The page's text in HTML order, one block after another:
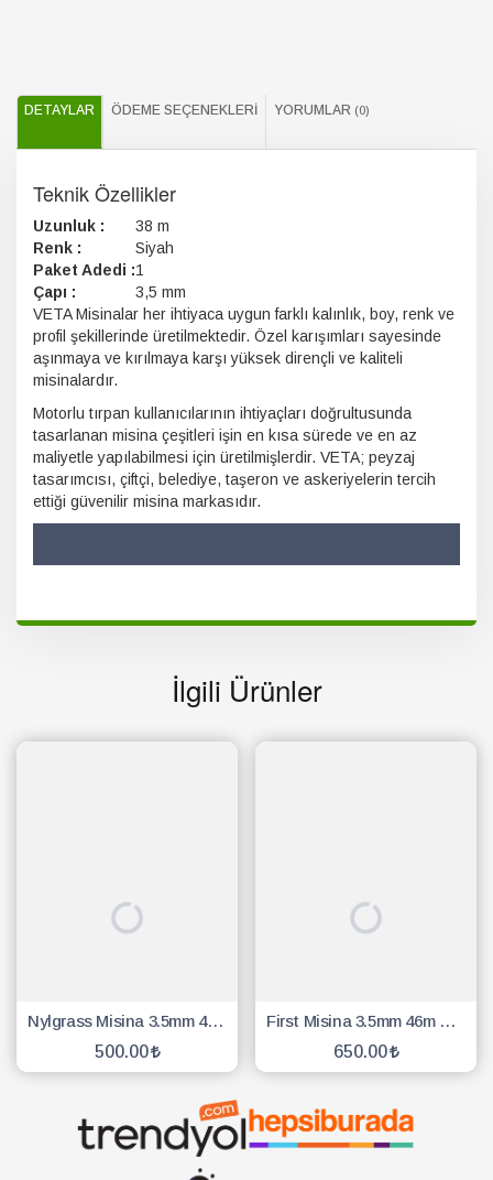
DETAYLAR ÖDEME SEÇENEKLERI YORUMLAR (0)
Teknik Özellikler
Uzunluk :
38 m
Renk :
Siyah
Paket Adedi :1
Çapı :
3,5 mm
VETA Misinalar her ihtiyaca uygun farklı kalınlık, boy, renk ve
profil şekillerinde üretilmektedir. Özel karışımları sayesinde
aşınmaya ve kırılmaya karşı yüksek dirençli ve kaliteli
misinalardır.
Motorlu tırpan kullanıcılarının ihtiyaçları doğrultusunda
tasarlanan misina çeşitleri işin en kısa sürede ve en az
maliyetle yapılabilmesi için üretilmişlerdir. VETA; peyzaj
tasarımcısı, çiftçi, belediye, taşeron ve askeriyelerin tercih
ettiği güvenilir misina markasıdır.
İlgili Ürünler
Nylgrass Misina 3.5mm 40 Mt 6 Köşe Sarı
500.00
First Misina 3.5mm 46m Beyaz 6 Köşe
650.00